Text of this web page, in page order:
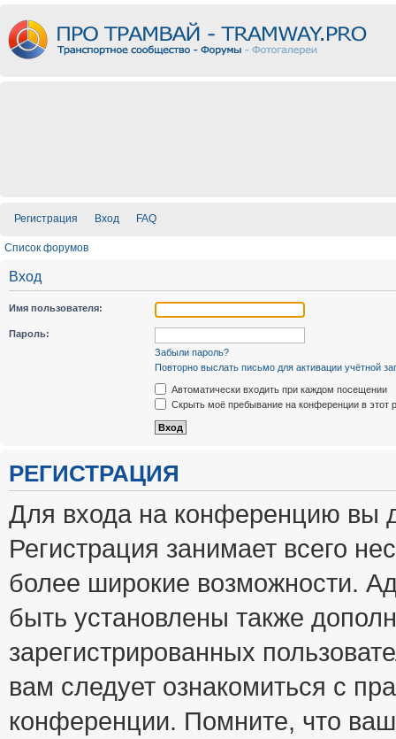
Регистрация Вход FAQ
Список форумов
Вход
Имя пользователя:
Пароль:
Забыли пароль?
Повторно выслать письмо для активации учётной
Автоматически входить при каждом посещении
Скрыть моё пребывание на конференции в этот
РЕГИСТРАЦИЯ
Для входа на конференцию вы
Регистрация занимает всего
более широкие возможности.
быть установлены также
зарегистрированных
вам следует ознакомиться с
конференции. Помните, что